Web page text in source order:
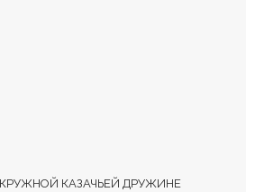
КАЗАЧЬЕЙ ДРУЖИНЕ